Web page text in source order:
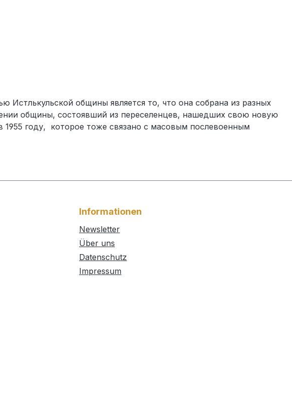
Истлькульской общины является то, что она собрана из разных
общины, состоявший из переселенцев, нашедших свою новую
году, которое тоже связано с масовым послевоенным
Informationen
Newsletter
Über uns
Datenschutz
Impressum